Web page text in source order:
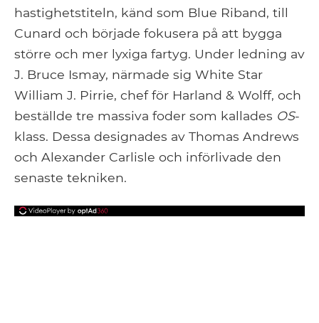
hastighetstiteln, känd som Blue Riband, till
Cunard och började fokusera på att bygga
större och mer lyxiga fartyg. Under ledning av
J. Bruce Ismay, närmade sig White Star
William J. Pirrie, chef för Harland & Wolff, och
beställde tre massiva foder som kallades OS-
klass. Dessa designades av Thomas Andrews
och Alexander Carlisle och införlivade den
senaste tekniken.